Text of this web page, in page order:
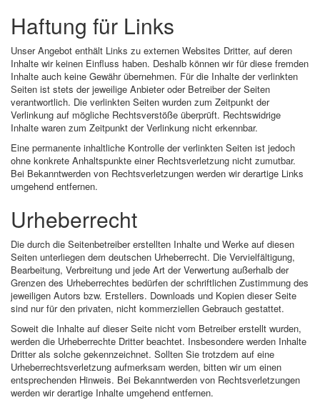
Haftung für Links
Unser Angebot enthält Links zu externen Websites Dritter, auf deren
Inhalte wir keinen Einfluss haben. Deshalb können wir für diese fremden
Inhalte auch keine Gewähr übernehmen. Für die Inhalte der verlinkten
Seiten ist stets der jeweilige Anbieter oder Betreiber der Seiten
verantwortlich. Die verlinkten Seiten wurden zum Zeitpunkt der
Verlinkung auf mögliche Rechtsverstöße überprüft. Rechtswidrige
Inhalte waren zum Zeitpunkt der Verlinkung nicht erkennbar.
Eine permanente inhaltliche Kontrolle der verlinkten Seiten ist jedoch
ohne konkrete Anhaltspunkte einer Rechtsverletzung nicht zumutbar.
Bei Bekanntwerden von Rechtsverletzungen werden wir derartige Links
umgehend entfernen.
Urheberrecht
Die durch die Seitenbetreiber erstellten Inhalte und Werke auf diesen
Seiten unterliegen dem deutschen Urheberrecht. Die Vervielfältigung,
Bearbeitung, Verbreitung und jede Art der Verwertung außerhalb der
Grenzen des Urheberrechtes bedürfen der schriftlichen Zustimmung des
jeweiligen Autors bzw. Erstellers. Downloads und Kopien dieser Seite
sind nur für den privaten, nicht kommerziellen Gebrauch gestattet.
Soweit die Inhalte auf dieser Seite nicht vom Betreiber erstellt wurden,
werden die Urheberrechte Dritter beachtet. Insbesondere werden Inhalte
Dritter als solche gekennzeichnet. Sollten Sie trotzdem auf eine
Urheberrechtsverletzung aufmerksam werden, bitten wir um einen
entsprechenden Hinweis. Bei Bekanntwerden von Rechtsverletzungen
werden wir derartige Inhalte umgehend entfernen.